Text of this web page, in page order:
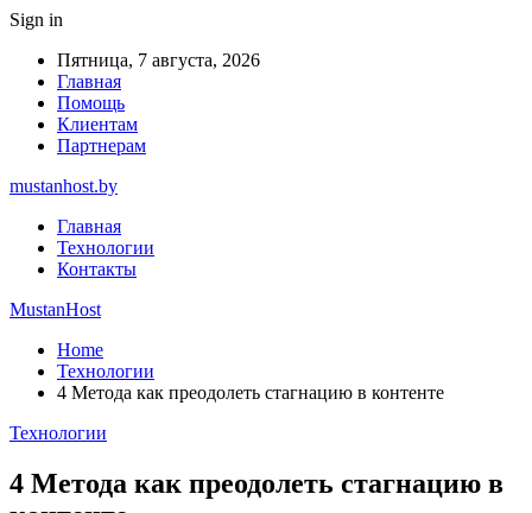
Sign in
Пятница, 7 августа, 2026
Главная
Помощь
Клиентам
Партнерам
mustanhost.by
Главная
Технологии
Контакты
MustanHost
Home
Технологии
4 Метода как преодолеть стагнацию в контенте
Технологии
4 Метода как преодолеть стагнацию в